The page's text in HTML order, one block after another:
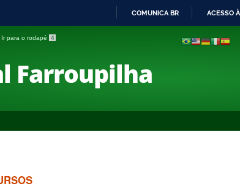
PARA
COMUNICA BR ACESSO
Ir para o rodapé 4
Farroupilha